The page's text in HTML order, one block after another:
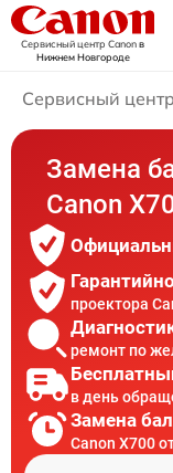
Сервисный центр Canonв
Нижнем Новгороде
Сервисный
Замена
Canon
проектора
ремонт по
в день
Замена
Canon X700